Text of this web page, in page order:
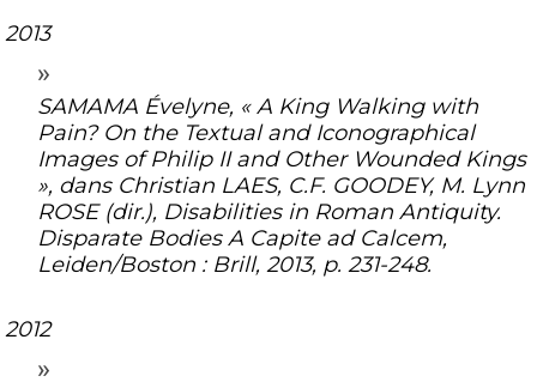
2013
SAMAMA Évelyne, « A King Walking with
Pain? On the Textual and Iconographical
Images of Philip II and Other Wounded Kings
», dans Christian LAES, C.F. GOODEY, M. Lynn
ROSE (dir.), Disabilities in Roman Antiquity.
Disparate Bodies A Capite ad Calcem,
Leiden/Boston : Brill, 2013, p. 231-248.
2012